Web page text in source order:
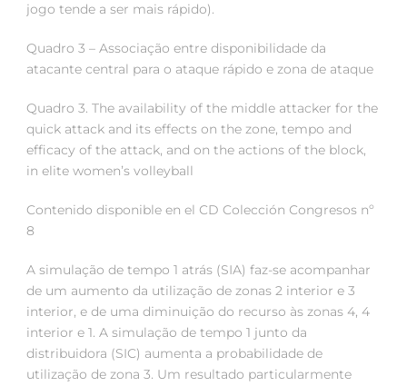
jogo tende a ser mais rápido).
Quadro 3 – Associação entre disponibilidade da
atacante central para o ataque rápido e zona de ataque
Quadro 3. The availability of the middle attacker for the
quick attack and its effects on the zone, tempo and
efficacy of the attack, and on the actions of the block,
in elite women’s volleyball
Contenido disponible en el CD Colección Congresos nº
8
A simulação de tempo 1 atrás (SIA) faz-se acompanhar
de um aumento da utilização de zonas 2 interior e 3
interior, e de uma diminuição do recurso às zonas 4, 4
interior e 1. A simulação de tempo 1 junto da
distribuidora (SIC) aumenta a probabilidade de
utilização de zona 3. Um resultado particularmente